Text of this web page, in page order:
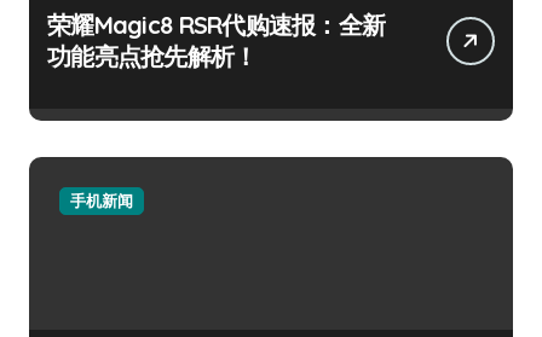
荣耀Magic8 RSR代购速报：全新
功能亮点抢先解析！
手机新闻